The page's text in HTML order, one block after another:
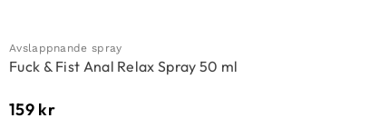
Avslappnande spray
Fuck & Fist Anal Relax Spray 50 ml
159 kr